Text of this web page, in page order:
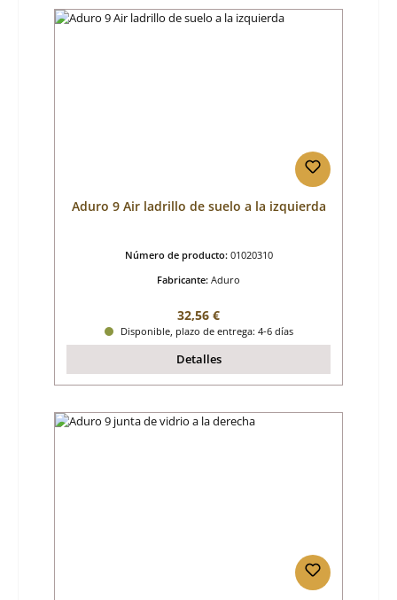
Aduro 9 Air ladrillo de suelo a la izquierda
Número de producto: 01020310
Fabricante: Aduro
Precio normal:
32,56 €
Disponible, plazo de entrega: 4-6 días
Detalles